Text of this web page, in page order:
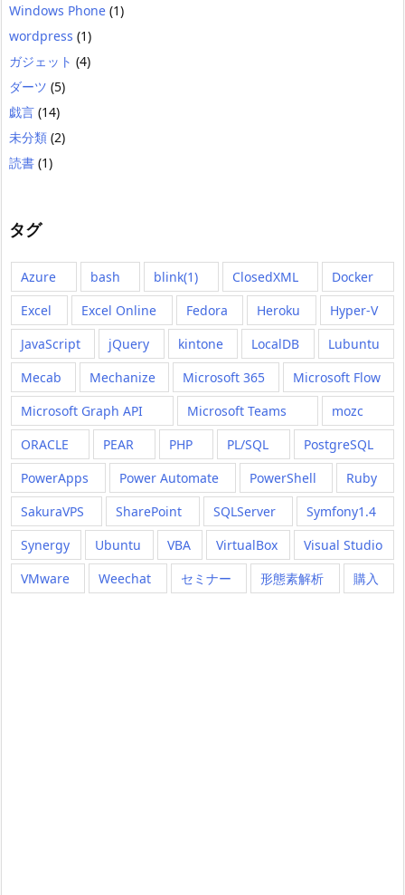
Windows Phone (1)
wordpress (1)
ガジェット (4)
ダーツ (5)
戯言 (14)
未分類 (2)
読書 (1)
タグ
Azure bash blink(1) ClosedXML
Docker
Excel
Excel Online Fedora Heroku
Hyper-V
JavaScript
jQuery kintone LocalDB
Lubuntu
Mecab
Mechanize Microsoft 365
Microsoft Flow
Microsoft Graph API
Microsoft Teams
mozc
ORACLE
PEAR PHP PL/SQL
PostgreSQL
PowerApps
Power Automate PowerShell
Ruby
SakuraVPS
SharePoint SQLServer
Symfony1.4
Synergy
Ubuntu VBA VirtualBox
Visual Studio
VMware
Weechat セミナー 形態素解析 購入